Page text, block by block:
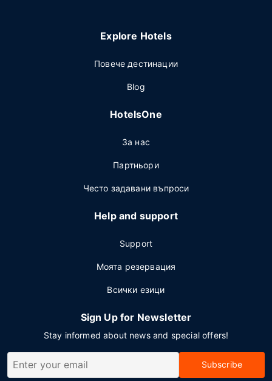
Explore Hotels
Повече дестинации
Blog
HotelsOne
За нас
Партньори
Често задавани въпроси
Help and support
Support
Моята резервация
Всички езици
Sign Up for Newsletter
Stay informed about news and special offers!
Subscribe